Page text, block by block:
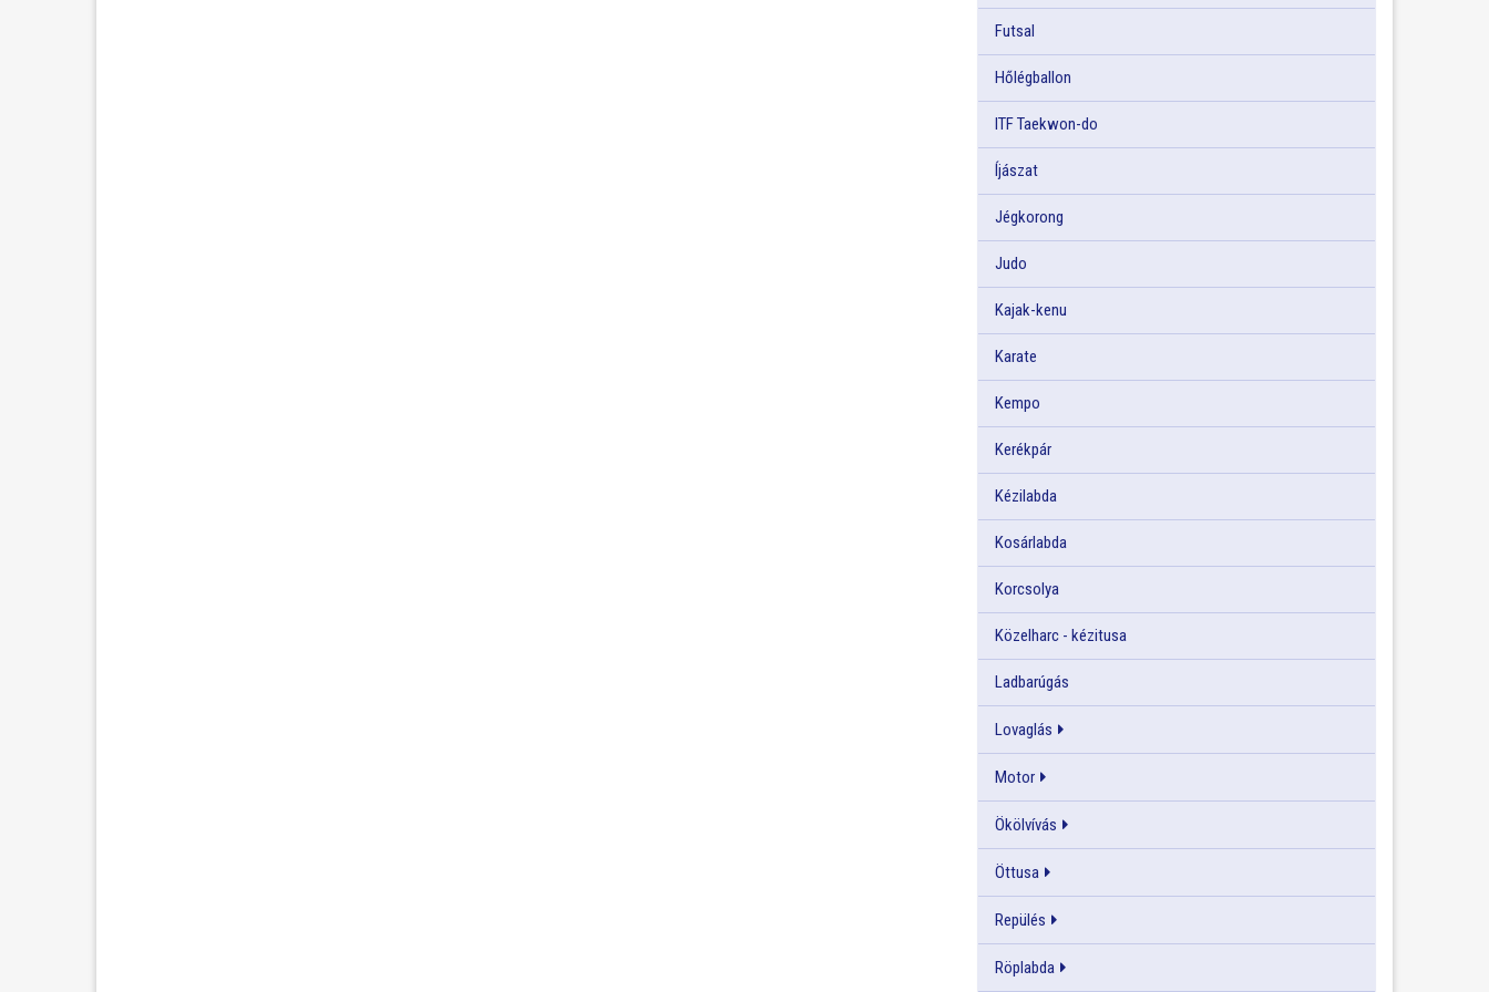
Futsal
Hőlégballon
ITF Taekwon-do
Íjászat
Jégkorong
Judo
Kajak-kenu
Karate
Kempo
Kerékpár
Kézilabda
Kosárlabda
Korcsolya
Közelharc - kézitusa
Ladbarúgás
Lovaglás
Motor
Ökölvívás
Öttusa
Repülés
Röplabda